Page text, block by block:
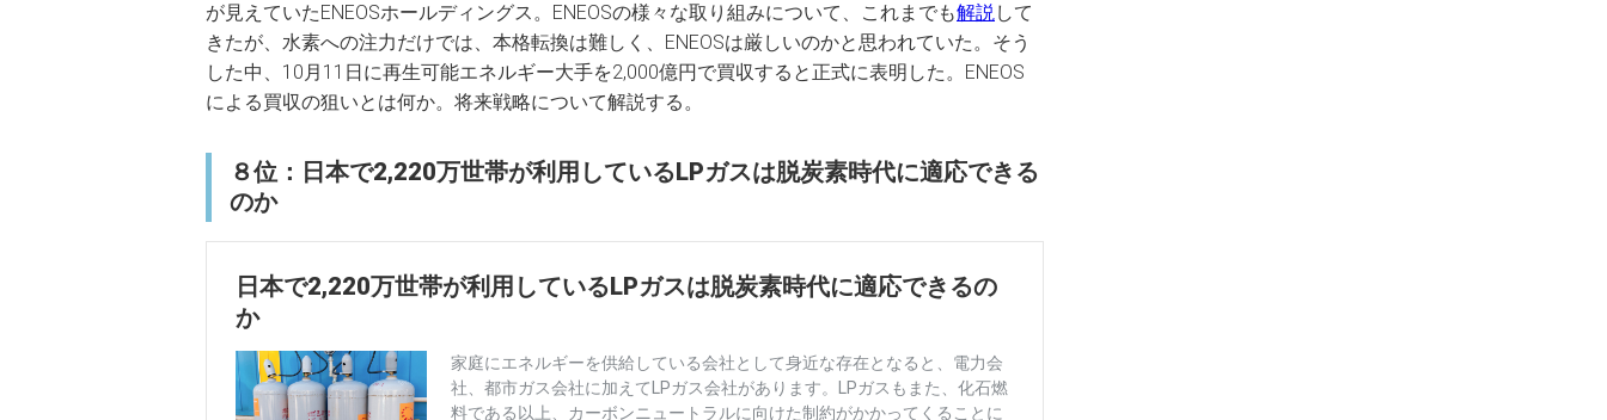
が見えていたENEOSホールディングス。ENEOSの様々な取り組みについて、これまでも解説して
きたが、水素への注力だけでは、本格転換は難しく、ENEOSは厳しいのかと思われていた。そう
した中、10月11日に再生可能エネルギー大手を2,000億円で買収すると正式に表明した。ENEOS
による買収の狙いとは何か。将来戦略について解説する。
８位：日本で2,220万世帯が利用しているLPガスは脱炭素時代に適応できる
のか